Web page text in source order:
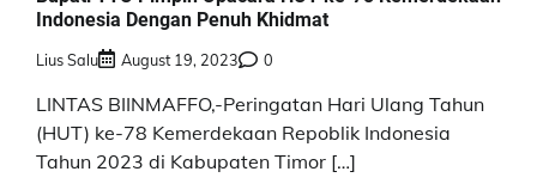
Indonesia Dengan Penuh Khidmat
Lius Salu August 19, 2023 0
LINTAS BIINMAFFO,-Peringatan Hari Ulang Tahun
(HUT) ke-78 Kemerdekaan Repoblik Indonesia
Tahun 2023 di Kabupaten Timor […]